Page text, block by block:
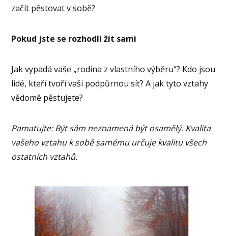
začít pěstovat v sobě?
Pokud jste se rozhodli žít sami
Jak vypadá vaše „rodina z vlastního výběru“? Kdo jsou
lidé, kteří tvoří vaši podpůrnou síť? A jak tyto vztahy
vědomě pěstujete?
Pamatujte: Být sám neznamená být osamělý. Kvalita
vašeho vztahu k sobě samému určuje kvalitu všech
ostatních vztahů.